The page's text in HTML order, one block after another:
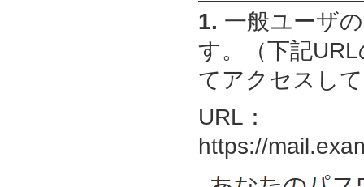
1. 一般ユーザ
す。（下記
てアクセスし
URL：
https://